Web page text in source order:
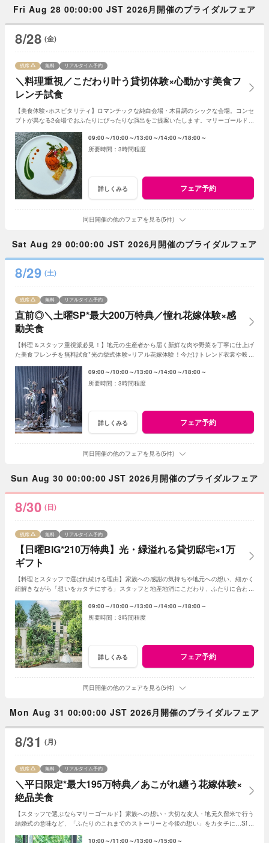
Fri Aug 28 00:00:00 JST 2026月開催のブライダルフェア
8/28 (金)
＼料理重視／こだわり叶う貸切体験×心動かす美食フ
レンチ試食
残席 無料 リアルタイム予約
【美食体験×ホスピタリティ】ロマンチックな純白会場・木目調のシックな会場。コンセ
プトが異なる2会場でおふたりにぴったりな演出をご提案いたします。マリーゴールド名
09:00～ 10:00～ 13:00～ 14:00～ 18:00～
3時間程度
詳しくみる フェア予約
同日開催の他のフェアを見る(5件)
Sat Aug 29 00:00:00 JST 2026月開催のブライダルフェア
8/29 (土)
直前◎＼土曜SP*最大200万特典／憧れ花嫁体験×感
動美食
残席 無料 リアルタイム予約
【料理＆スタッフ重視派必見！】地元の生産者から届く新鮮な肉や野菜を丁寧に仕上げ
た美食フレンチを無料試食*光の挙式体験×リアル花嫁体験！今だけトレンド衣裳や映像
09:00～ 10:00～ 13:00～ 14:00～ 18:00～
3時間程度
詳しくみる フェア予約
同日開催の他のフェアを見る(5件)
Sun Aug 30 00:00:00 JST 2026月開催のブライダルフェア
8/30 (日)
【日曜BIG*210万特典】光・緑溢れる貸切邸宅×1万
ギフト
残席 無料 リアルタイム予約
【料理とスタッフで選ばれ続ける理由】家族への感謝の気持ちや地元への想い、細かく
紐解きながら「想いをカタチにする」スタッフと地産地消にこだわり、ふたりに合わせ
09:00～ 10:00～ 13:00～ 14:00～ 18:00～
3時間程度
詳しくみる フェア予約
同日開催の他のフェアを見る(5件)
Mon Aug 31 00:00:00 JST 2026月開催のブライダルフェア
8/31 (月)
＼平日限定*最大195万特典／あこがれ纏う花嫁体験×
絶品美食
残席 無料 リアルタイム予約
【スタッフで選ぶならマリーゴールド】家族への想い・大切な友人・地元久留米で行う
結婚式の意味など、「ふたりのこれまでのストーリーと今後の想い」をカタチに…SNS
10:00～ 11:00～ 13:00～ 15:00～